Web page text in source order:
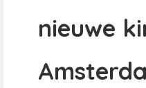
nieuwe